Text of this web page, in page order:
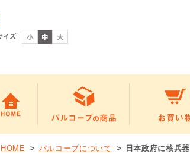
HOME パルコープについて 日本政府に核兵